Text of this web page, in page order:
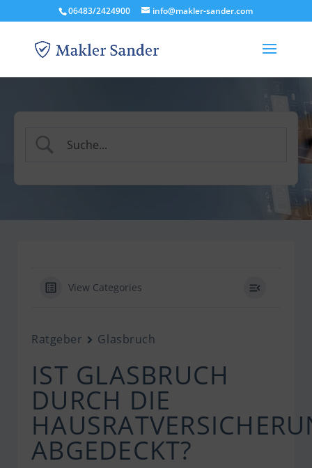
06483/2424900 info@makler-sander.com
View Categories
Ratgeber Glasbruch
IST GLASBRUCH
DURCH DIE
ABGEDECKT?